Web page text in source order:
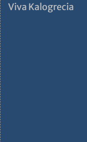
Viva Kalogrecia